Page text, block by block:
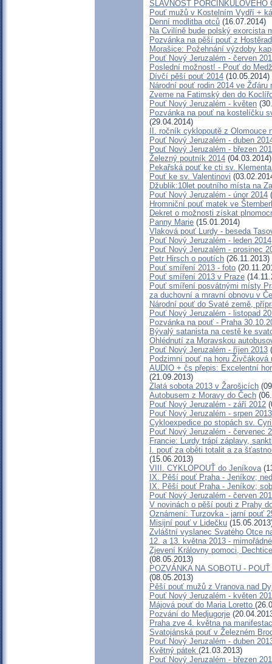
SLAVNOST PORCINKULOVÉHO
Pouť mužů v Kostelním Vydří +
Denní modlitba otců (16.07.2014)
Na Cvilíně bude polský exorcista
Pozvánka na pěší pouť z
Morašice: Požehnání výzdoby
Pouť Nový Jeruzalém - červen
Poslední možnost! - Pouť do
Dívčí pěší pouť 2014 (10.05.2014)
Národní pouť rodin 2014 ve Žďáru
Zveme na Fatimský den do
Pouť Nový Jeruzalém - květen
Pozvánka na pouť na kostelíčku
(29.04.2014)
II. ročník cyklopoutě z Olomouce
Pouť Nový Jeruzalém - duben
Pouť Nový Jeruzalém - březen
Železný poutník 2014 (04.03.2014)
Pekařská pouť ke cti sv.
Pouť ke sv. Valentinovi
Džublik:10let poutního místa na
Pouť Nový Jeruzalém - únor 2014
Hromniční pouť matek ve
Dekret o možnosti získat
Panny Marie (15.01.2014)
Vlaková pouť Lurdy - beseda
Pouť Nový Jeruzalém - leden 2014
Pouť Nový Jeruzalém - prosinec
Petr Hirsch o poutích (26.11.2013)
Pouť smíření 2013 - foto
Pouť smíření 2013 v Praze
Pouť smíření posvátnými místy
za duchovní a mravní obnovu v
Národní pouť do Svaté země,
Pouť Nový Jeruzalém - listopad
Pozvánka na pouť - Praha
Bývalý satanista na cestě ke
Ohlédnutí za Moravskou
Pouť Nový Jeruzalém - říjen 2013
Podzimní pouť na horu
AUDIO + čs přepis: Excelentní
(21.09.2013)
Zlatá sobota 2013 v Žarošicích
Autobusem z Moravy do Čech
Pouť Nový Jeruzalém - září 2012
Pouť Nový Jeruzalém - srpen 2013
Cykloexpedice po stopách sv.
Pouť Nový Jeruzalém - červenec
Francie: Lurdy trápí záplavy,
I. pouť za oběti totalit a za
(15.06.2013)
VIII. CYKLOPOUŤ do Jeníkova
IX. Pěší pouť Praha - Jeníkov;
IX. Pěší pouť Praha - Jeníkov;
Pouť Nový Jeruzalém - červen
V novinách o pěší pouti z Prahy
Oznámení: Turzovka - jarní pouť
Misijní pouť v Lidečku
Zvláštní vyslanec Svatého Otce
12. a 13. května 2013 -
Zjevení Královny pomoci,
(08.05.2013)
POZVÁNKA NA SOBOTU -
(08.05.2013)
Pěší pouť mužů z Vranova nad
Pouť Nový Jeruzalém - květen
Májová pouť do Maria Loretto
Pozvání do Medjugorje
Praha zve 4. května na
Svatojánská pouť v Železném
Pouť Nový Jeruzalém - duben
Květný pátek (21.03.2013)
Pouť Nový Jeruzalém - březen